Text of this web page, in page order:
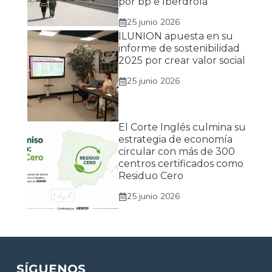
25 junio 2026
ILUNION apuesta en su
informe de sostenibilidad
2025 por crear valor social
25 junio 2026
El Corte Inglés culmina su
estrategia de economía
circular con más de 300
centros certificados como
Residuo Cero
25 junio 2026
SÍGUENOS